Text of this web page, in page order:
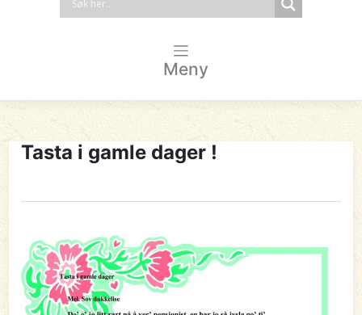
Meny
Tasta i gamle dager !